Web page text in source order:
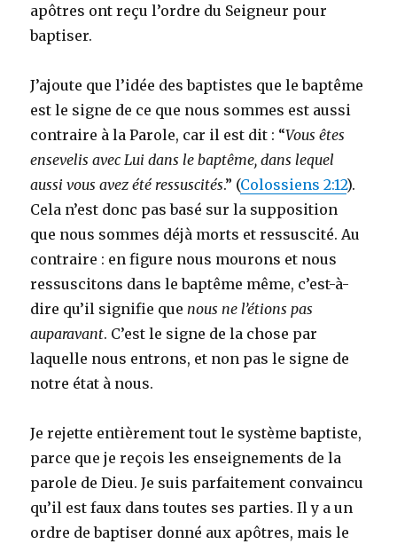
apôtres ont reçu l’ordre du Seigneur pour
baptiser.
J’ajoute que l’idée des baptistes que le baptême
est le signe de ce que nous sommes est aussi
contraire à la Parole, car il est dit : “Vous êtes
ensevelis avec Lui dans le baptême, dans lequel
aussi vous avez été ressuscités.” (Colossiens 2:12).
Cela n’est donc pas basé sur la supposition
que nous sommes déjà morts et ressuscité. Au
contraire : en figure nous mourons et nous
ressuscitons dans le baptême même, c’est-à-
dire qu’il signifie que nous ne l’étions pas
auparavant. C’est le signe de la chose par
laquelle nous entrons, et non pas le signe de
notre état à nous.
Je rejette entièrement tout le système baptiste,
parce que je reçois les enseignements de la
parole de Dieu. Je suis parfaitement convaincu
qu’il est faux dans toutes ses parties. Il y a un
ordre de baptiser donné aux apôtres, mais le